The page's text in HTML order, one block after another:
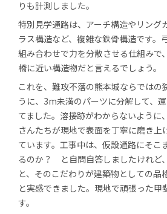
りも計測しました。
特別見学通路は、アーチ構造やリング
ラス構造など、複雑な鉄骨構造です。
組み合わせで力を分散させる仕組みで
橋に近い構造物だと言えるでしょう。
これを、難攻不落の熊本城ならではの
うに、3m未満のパーツに分解して、
てました。溶接跡がわからないように
さんたちが現地で表面を丁寧に磨き上
ています。工事中は、仮設通路にそこ
るのか？ と自問自答しましたけれど
と、そのこだわりが建築物としての品
と実感できました。現地で頑張った甲
す。